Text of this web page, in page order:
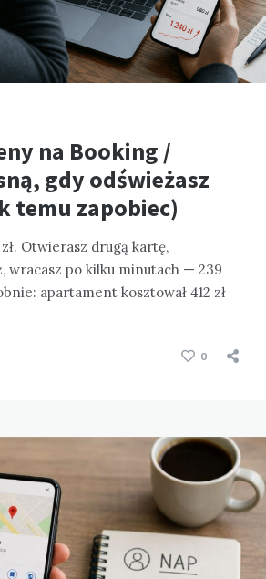
na Booking /
gdy odświeżasz
temu zapobiec)
Otwierasz drugą kartę,
wracasz po kilku minutach — 239
apartament kosztował 412 zł
0